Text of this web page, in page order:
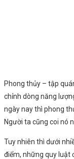
Phong thủy – tập
chỉnh dòng năng
ngày nay thì phong
Người ta cũng coi nó
Tuy nhiên thì dưới
điểm, những quy luật